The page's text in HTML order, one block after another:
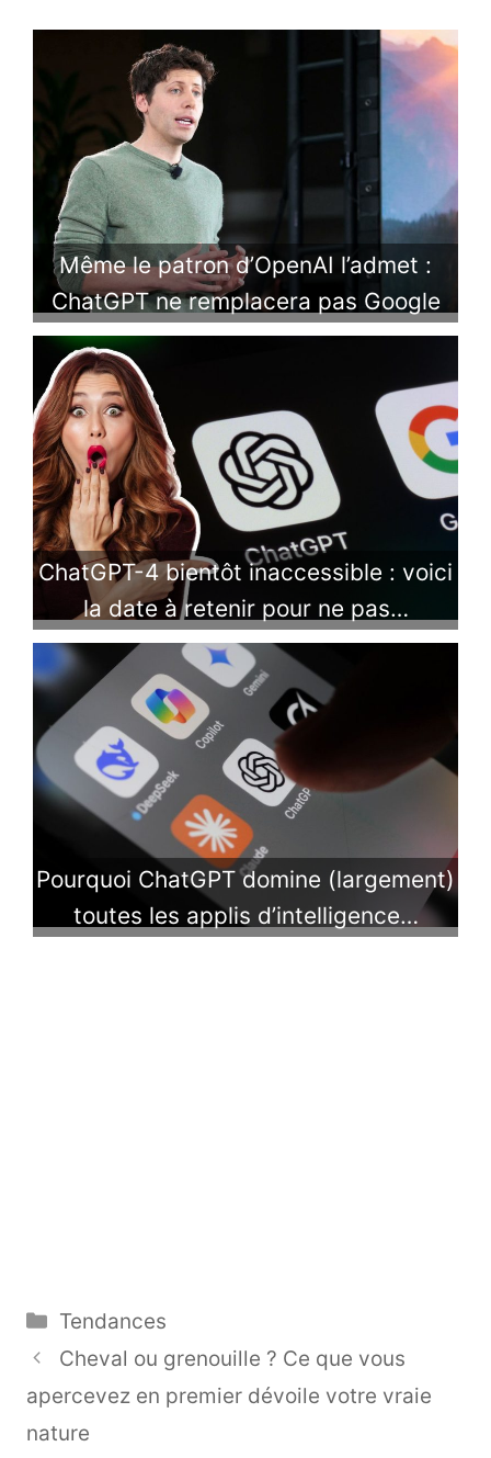
Même le patron d’OpenAI l’admet :
ChatGPT ne remplacera pas Google
ChatGPT-4 bientôt inaccessible : voici
la date à retenir pour ne pas…
Pourquoi ChatGPT domine (largement)
toutes les applis d’intelligence…
Catégories
Tendances
Cheval ou grenouille ? Ce que vous
apercevez en premier dévoile votre vraie
nature